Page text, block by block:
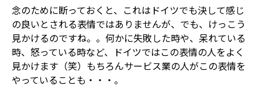
念のために断っておくと、これはドイツでも決して感じ
の良いとされる表情ではありませんが、でも、けっこう
見かけるのですね。。何かに失敗した時や、呆れている
時、怒っている時など、ドイツではこの表情の人をよく
見かけます（笑）もちろんサービス業の人がこの表情を
やっていることも・・・。